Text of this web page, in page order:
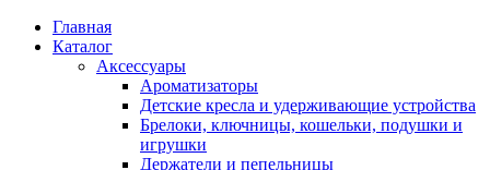
Главная
Каталог
Аксессуары
Ароматизаторы
Детские кресла и удерживающие устройства
Брелоки, ключницы, кошельки, подушки и
игрушки
Держатели и пепельницы